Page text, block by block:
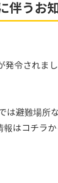
伴うお
発令されま
は避難場所
はコチラか